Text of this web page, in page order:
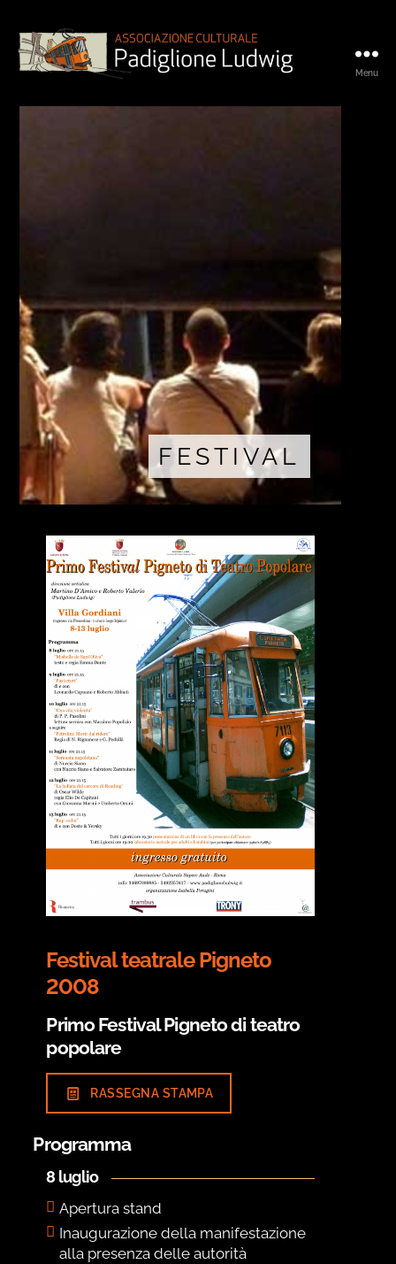
Ludwig
Menu
FESTIVAL
Festival teatrale Pigneto
2008
Primo Festival Pigneto di teatro
popolare
RASSEGNA STAMPA
Programma
8 luglio
Apertura stand
Inaugurazione della manifestazione
alla presenza delle autorità